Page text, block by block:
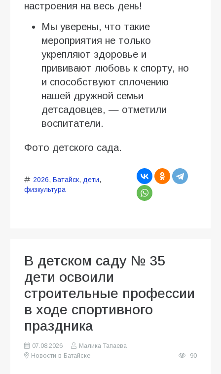
настроения на весь день!
Мы уверены, что такие
мероприятия не только
укрепляют здоровье и
прививают любовь к спорту, но
и способствуют сплочению
нашей дружной семьи
детсадовцев, — отметили
воспитатели.
Фото детского сада.
2026, Батайск, дети,
физкультура
В детском саду № 35
дети освоили
строительные профессии
в ходе спортивного
праздника
07.08.2026
Малика Тапаева
Новости в Батайске
90